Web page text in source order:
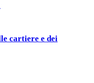
cartiere e dei